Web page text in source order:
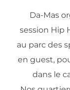
Da-Mas
session Hip
au parc des
en guest,
dans le